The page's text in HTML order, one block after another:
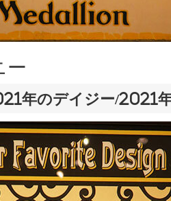
ー
年のデイジー/2021